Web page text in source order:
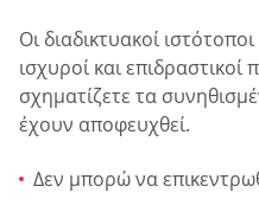
Οι διαδικτυακοί
ισχυροί και επιδραστικοί
σχηματίζετε τα
έχουν αποφευχθεί.
Δεν μπορώ να